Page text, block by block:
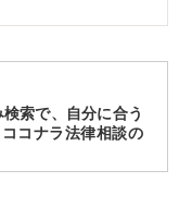
年は少年鑑別所から自
学校に知られることな
るということが判明し
きを要求する書面を送
することに合意した。
求める場合もあります
せん。 ●しかし、借主に
立退料なしでの退去が認
付けをとった上で交渉
検索で、自分に合う
コナラ法律相談の